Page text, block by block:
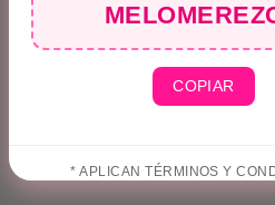
COPIAR
* APLICAN TÉRMINOS Y